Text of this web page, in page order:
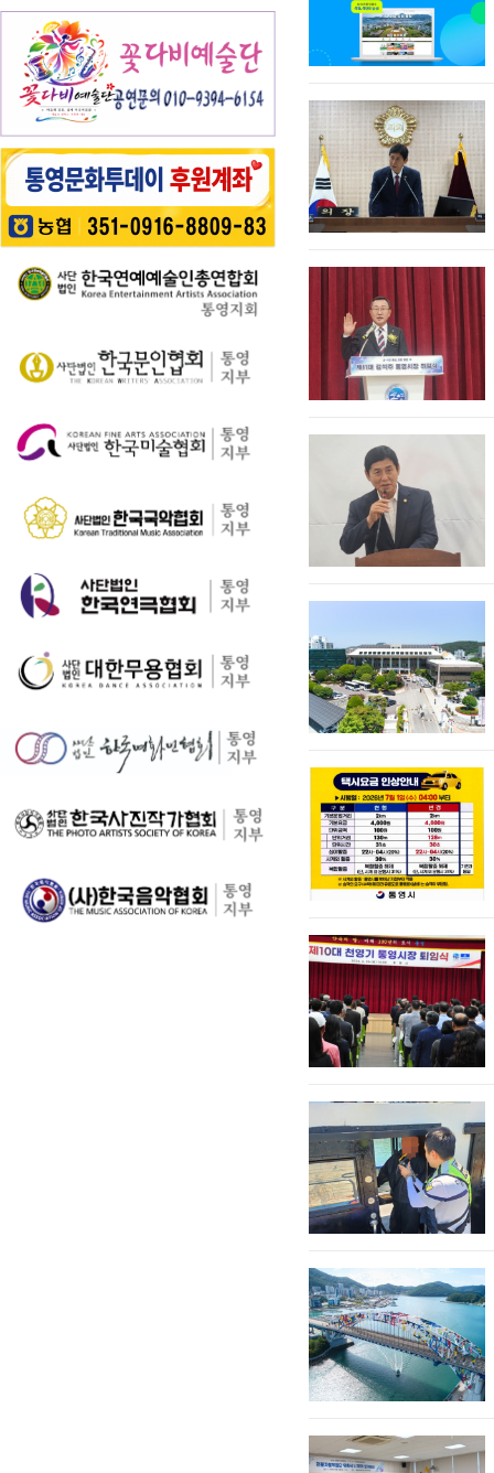
동요를 보급하기 위해
있다. 윤이상 선생은 현
대음악의 거장으로 널
리 알려져 있지만, 해방
심의 세계를 느끼게 하
고 연인은 물론 가족들
과 나들이 나온 이들의
미소함께 발길을 사로
빛, 하늘빛 수국이 어우
러진 산책로는 곳곳이
사진 명소로 변하며 꽃
길을 걷는 이들의 웃음
소리가…
까지 서피랑공원 일대
에서 개최된다. 이번 축
제는 통영시, 명정동, 명
정동자생단체가 후원하
고 지역 주민과 관광객
이 함께 어울려 서피랑
의 매력을 즐길 수 있는
주민 참여형 축제로 구
성한다는 계획이다. 행
사에서는 길놀이를 시
작으로 충렬초등학교
학생들의 우쿨렐레 발
표공연과 명정동 주민
영 고유의 차별화된 테
영시는 한려수도의 수
려한 비경과 풍부한 역
사·문화자원을 결합한
해 2026년 통영 남파랑
길 걷기 프로그램을 본
격 운영한다고 밝혔다.
이번 사업은 남파랑길
통영 구간(14~15코스,
력을 널리 알리고 도보
여행 활성화를 도모하
기 위해 추진된다. 통영
의 역사·문화·미식·야간
관광 자원을 연계한 다
운영하고, 통영 …